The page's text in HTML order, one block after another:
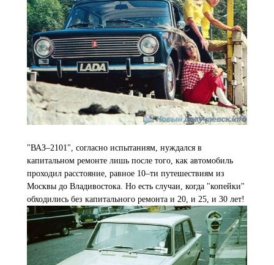
"ВАЗ–2101", согласно испытаниям, нуждался в
капитальном ремонте лишь после того, как автомобиль
проходил расстояние, равное 10–ти путешествиям из
Москвы до Владивостока. Но есть случаи, когда "копейки"
обходились без капитального ремонта и 20, и 25, и 30 лет!